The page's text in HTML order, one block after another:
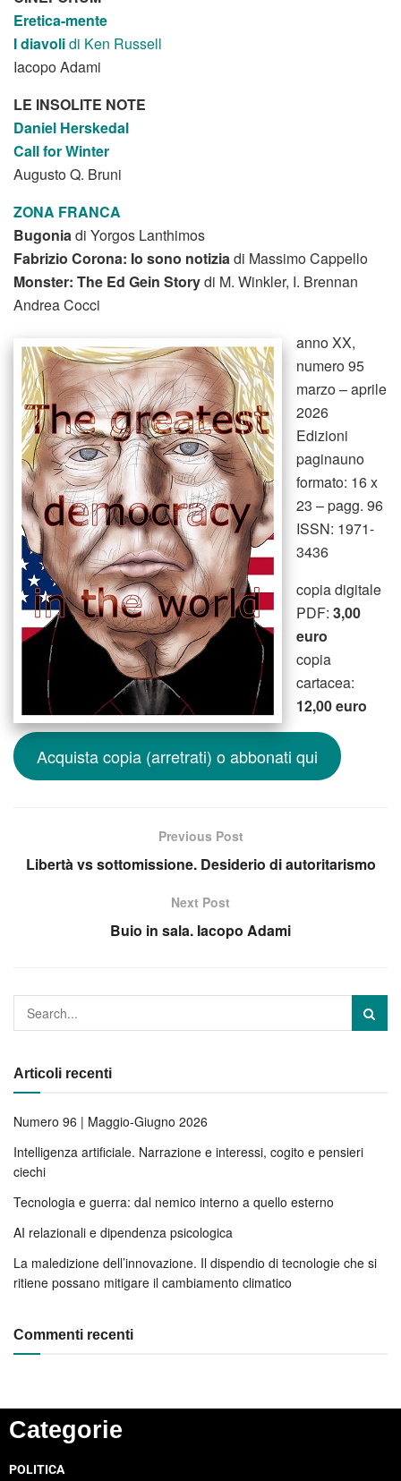
Eretica-mente
I diavolidi Ken Russell
Iacopo Adami
LE INSOLITE NOTE
Daniel Herskedal
Call for Winter
Augusto Q. Bruni
ZONA FRANCA
Bugoniadi Yorgos Lanthimos
Fabrizio Corona: Io sono notiziadi Massimo Cappello
Monster: The Ed Gein Storydi M. Winkler, I. Brennan
Andrea Cocci
anno XX,
numero 95
marzo – aprile
2026
Edizioni
paginauno
formato: 16 x
23 – pagg. 96
ISSN: 1971-
3436
copia digitale
PDF: 3,00
euro
copia
cartacea:
12,00 euro
Acquista copia (arretrati) o abbonati qui
Previous Post
Libertà vs sottomissione. Desiderio di autoritarismo
Next Post
Buio in sala. Iacopo Adami
Articoli recenti
Numero 96 | Maggio-Giugno 2026
Intelligenza artificiale. Narrazione e interessi, cogito e pensieri
ciechi
Tecnologia e guerra: dal nemico interno a quello esterno
AI relazionali e dipendenza psicologica
La maledizione dell’innovazione. Il dispendio di tecnologie che si
ritiene possano mitigare il cambiamento climatico
Commenti recenti
Categorie
POLITICA